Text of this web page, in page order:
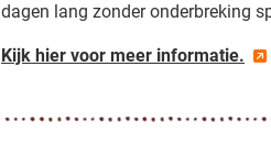
dagen lang zonder onderbreking
Kijk hier voor meer informatie.